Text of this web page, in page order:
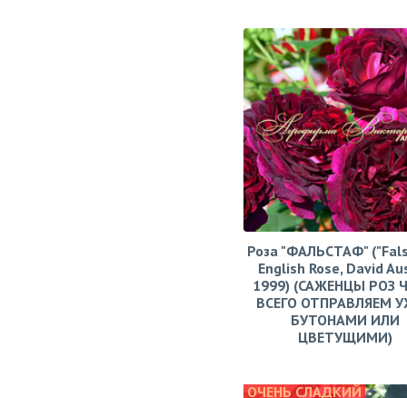
Роза "ФАЛЬСТАФ"
English Rose, David
1999) (САЖЕНЦЫ РОЗ
ВСЕГО ОТПРАВЛЯЕМ
БУТОНАМИ ИЛИ
ЦВЕТУЩИМИ)
ОЧЕНЬ СЛАДКИЙ